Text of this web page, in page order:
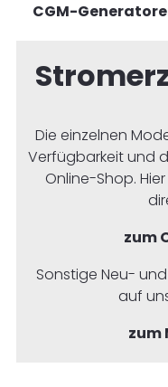
CGM-
Die einzelnen
Verfügbarkeit und
Online-Shop.
zum
Sonstige Neu-
auf
zum